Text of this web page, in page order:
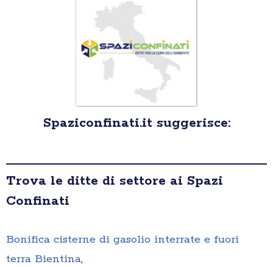
Spaziconfinati.it suggerisce:
Trova le ditte di settore ai Spazi
Confinati
Bonifica cisterne di gasolio interrate e fuori
terra Bientina,